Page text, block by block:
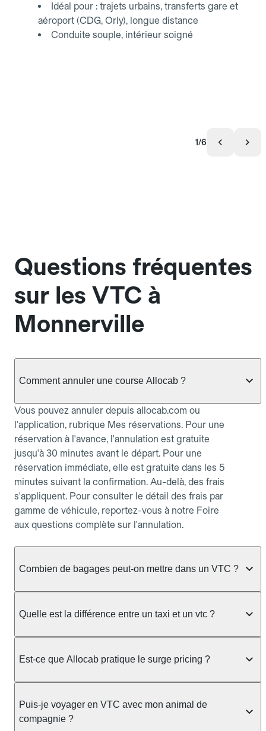
Idéal pour : trajets urbains, transferts gare et
aéroport (CDG, Orly), longue distance
Conduite souple, intérieur soigné
1/6
Questions fréquentes
sur les VTC à
Monnerville
Comment annuler une course Allocab ?
Vous pouvez annuler depuis allocab.com ou
l'application, rubrique Mes réservations. Pour une
réservation à l'avance, l'annulation est gratuite
jusqu'à 30 minutes avant le départ. Pour une
réservation immédiate, elle est gratuite dans les 5
minutes suivant la confirmation. Au-delà, des frais
s'appliquent. Pour consulter le détail des frais par
gamme de véhicule, reportez-vous à notre Foire
aux questions complète sur l'annulation.
Combien de bagages peut-on mettre dans un VTC ?
réservée :
Berline, Green, Berline Affaires, VAO : jusqu'à 3
Moto-taxi : jusqu'à 2 bagages cabine TPMR : 1
bagage
Le prix de la course ne change pas selon le
nombre de bagages. Si vous avez des bagages
Quelle est la différence entre un taxi et un vtc ?
dans la rue ou à une station, avec un tarif calculé au
réservation préalable et propose un prix fixe connu
à l'avance, sans mauvaise surprise ni frais cachés.
Chez Allocab, tous les chauffeurs sont des
Est-ce que Allocab pratique le surge pricing ?
prix de votre course est calculé et affiché avant la
validation de la réservation, puis fixé définitivement.
Puis-je voyager en VTC avec mon animal de
compagnie ?